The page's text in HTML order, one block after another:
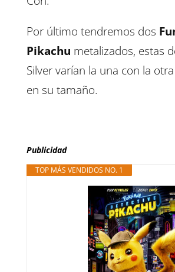
Por último tendremos dos
Pikachu metalizados, estas
Silver varían la una con la
en su tamaño.
Publicidad
TOP MÁS VENDIDOS NO. 1